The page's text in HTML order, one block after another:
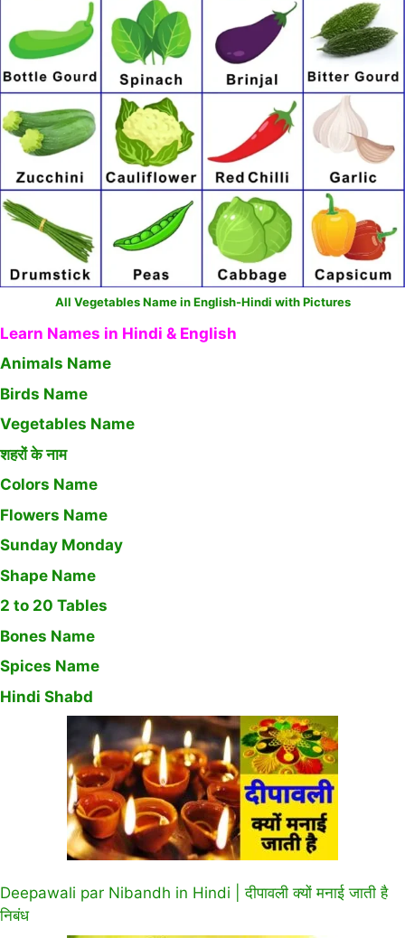
All Vegetables Name in English-Hindi with Pictures
Learn Names in Hindi & English
Animals Name
Birds Name
Vegetables Name
शहरों के नाम
Colors Name
Flowers Name
Sunday Monday
Shape Name
2 to 20 Tables
Bones Name
Spices Name
Hindi Shabd
Deepawali par Nibandh in Hindi | दीपावली क्यों मनाई जाती है
निबंध